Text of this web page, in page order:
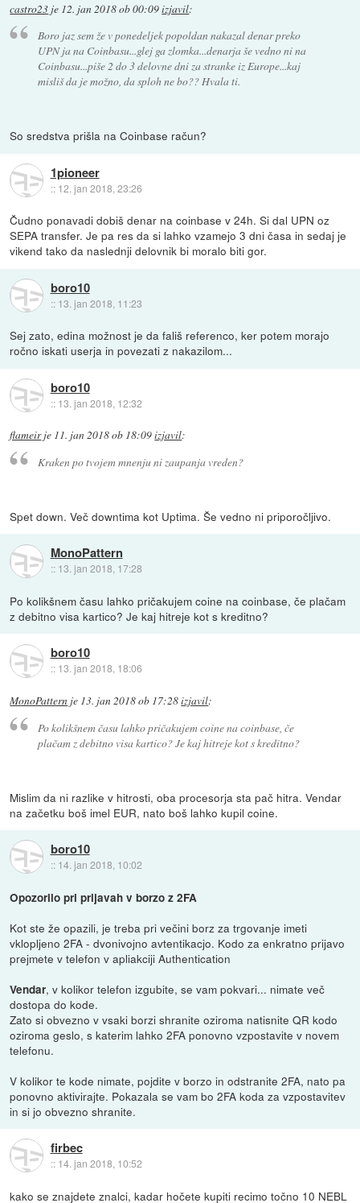
castro23 je 12. jan 2018 ob 00:09izjavil:
Boro jaz sem že v ponedeljek popoldan nakazal denar preko
UPN ja na Coinbasu...glej ga zlomka...denarja še vedno ni na
Coinbasu...piše 2 do 3 delovne dni za stranke iz Europe...kaj
misliš da je možno, da sploh ne bo?? Hvala ti.
So sredstva prišla na Coinbase račun?
1pioneer
:: 12. jan 2018, 23:26
Čudno ponavadi dobiš denar na coinbase v 24h. Si dal UPN oz
SEPA transfer. Je pa res da si lahko vzamejo 3 dni časa in sedaj je
vikend tako da naslednji delovnik bi moralo biti gor.
boro10
:: 13. jan 2018, 11:23
Sej zato, edina možnost je da fališ referenco, ker potem morajo
ročno iskati userja in povezati z nakazilom...
boro10
:: 13. jan 2018, 12:32
flameirje 11. jan 2018 ob 18:09izjavil:
Kraken po tvojem mnenju ni zaupanja vreden?
Spet down. Več downtima kot Uptima. Še vedno ni priporočljivo.
MonoPattern
:: 13. jan 2018, 17:28
Po kolikšnem času lahko pričakujem coine na coinbase, če plačam
z debitno visa kartico? Je kaj hitreje kot s kreditno?
boro10
:: 13. jan 2018, 18:06
MonoPattern je 13. jan 2018 ob 17:28izjavil:
Po kolikšnem času lahko pričakujem coine na coinbase, če
plačam z debitno visa kartico? Je kaj hitreje kot s kreditno?
Mislim da ni razlike v hitrosti, oba procesorja sta pač hitra. Vendar
na začetku boš imel EUR, nato boš lahko kupil coine.
boro10
:: 14. jan 2018, 10:02
Opozorilo pri prijavah v borzo z 2FA
Kot ste že opazili, je treba pri večini borz za trgovanje imeti
vklopljeno 2FA - dvonivojno avtentikacjo. Kodo za enkratno prijavo
prejmete v telefon v apliakciji Authentication
Vendar, v kolikor telefon izgubite, se vam pokvari... nimate več
dostopa do kode.
Zato si obvezno v vsaki borzi shranite oziroma natisnite QR kodo
oziroma geslo, s katerim lahko 2FA ponovno vzpostavite v novem
telefonu.
V kolikor te kode nimate, pojdite v borzo in odstranite 2FA, nato pa
ponovno aktivirajte. Pokazala se vam bo 2FA koda za vzpostavitev
in si jo obvezno shranite.
firbec
:: 14. jan 2018, 10:52
kako se znajdete znalci, kadar hočete kupiti recimo točno 10 NEBL